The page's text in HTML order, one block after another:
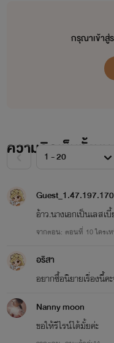
กรุณาเข้าสู่
ความคิดเห็นทั้งห
Guest_1.47.197.170
อ้าว.นางเอกเป็นเลสเ
จากตอน: ตอนที่ 10 ใครเ
อริสา
อยากซื้อนิยายเรื่องนี้ค
Nanny moon
ขอให้รีไรน์ได้มั้ยค่ะ